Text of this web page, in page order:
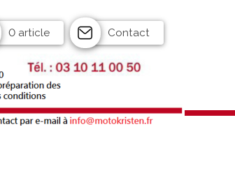
0 article Contact